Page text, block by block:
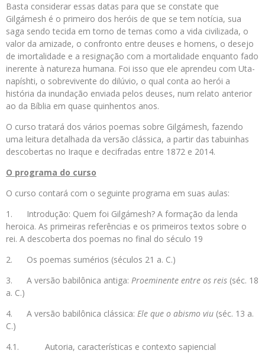
Basta considerar essas datas para que se constate que
Gilgámesh é o primeiro dos heróis de que se tem notícia, sua
saga sendo tecida em torno de temas como a vida civilizada, o
valor da amizade, o confronto entre deuses e homens, o desejo
de imortalidade e a resignação com a mortalidade enquanto fado
inerente à natureza humana. Foi isso que ele aprendeu com Uta-
napíshti, o sobrevivente do dilúvio, o qual conta ao herói a
história da inundação enviada pelos deuses, num relato anterior
ao da Bíblia em quase quinhentos anos.
O curso tratará dos vários poemas sobre Gilgámesh, fazendo
uma leitura detalhada da versão clássica, a partir das tabuinhas
descobertas no Iraque e decifradas entre 1872 e 2014.
O programa do curso
O curso contará com o seguinte programa em suas aulas:
1. Introdução: Quem foi Gilgámesh? A formação da lenda
heroica. As primeiras referências e os primeiros textos sobre o
rei. A descoberta dos poemas no final do século 19
2. Os poemas sumérios (séculos 21 a. C.)
3. A versão babilônica antiga: Proeminente entre os reis (séc. 18
a. C.)
4. A versão babilônica clássica: Ele que o abismo viu (séc. 13 a.
C.)
4.1. Autoria, características e contexto sapiencial